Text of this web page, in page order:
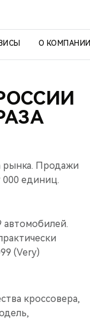
О КОМПАНИИ
рынка. Продажи
000 единиц.
автомобилей.
(Very)
кроссовера,